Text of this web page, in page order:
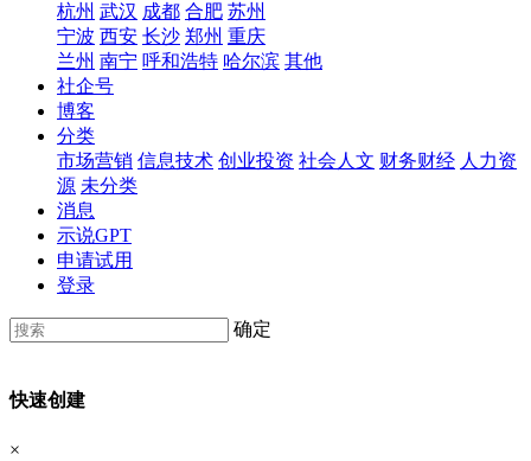
杭州 武汉 成都 合肥 苏州
宁波 西安 长沙 郑州 重庆
兰州 南宁 呼和浩特 哈尔滨 其他
社企号
博客
分类
市场营销 信息技术 创业投资 社会人文 财务财经 人力资
源 未分类
消息
示说GPT
申请试用
登录
确定
快速创建
×